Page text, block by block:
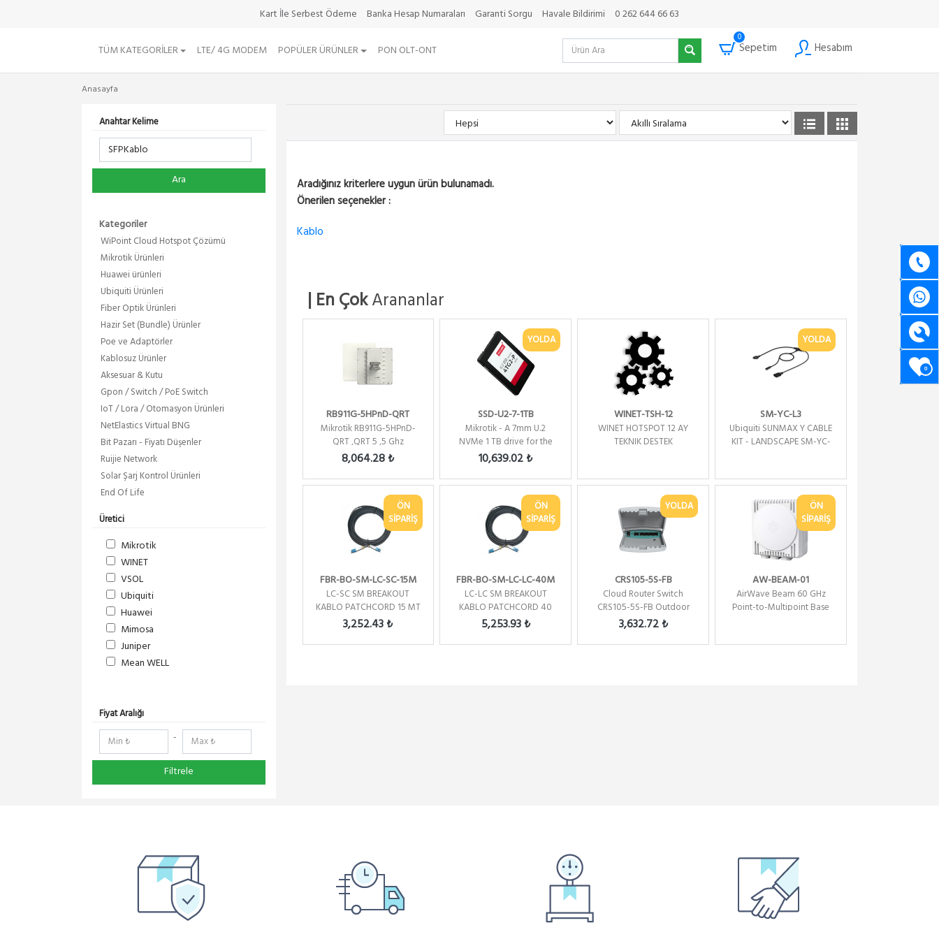
Kart İle Serbest Ödeme Banka Hesap Numaraları Garanti Sorgu Havale Bildirimi 0 262 644 66 63
TÜM KATEGORILER LTE/ 4G MODEM POPÜLER ÜRÜNLER PON OLT-ONT
0
Sepetim Hesabım
0
Anasayfa
Anahtar Kelime
Ara
Kategoriler
WiPoint Cloud Hotspot Çözümü
Mikrotik Ürünleri
Huawei ürünleri
Ubiquiti Ürünleri
Fiber Optik Ürünleri
Hazir Set (Bundle) Ürünler
Poe ve Adaptörler
Kablosuz Ürünler
Aksesuar & Kutu
Gpon / Switch / PoE Switch
IoT / Lora / Otomasyon Ürünleri
NetElastics Virtual BNG
Bit Pazarı - Fiyatı Düşenler
Ruijie Network
Solar Şarj Kontrol Ürünleri
End Of Life
Üretici
Mikrotik
WINET
VSOL
Ubiquiti
Huawei
Mimosa
Juniper
Mean WELL
RedLine
RF Elements
NetElastic
Paessler
TENDA
Extralink
DMA-SOFT
Schneider Electric
Panasonic
Fiyat Aralığı
-
Filtrele
Aradığınız kriterlere uygun ürün bulunamadı.
Önerilen seçenekler :
Kablo
| En ÇokArananlar
RB911G-5HPnD-QRT
Mikrotik RB911G-5HPnD-
QRT ,QRT 5 ,5 Ghz
,24Dbi,2x2 Mimo 10
8,064.28 ₺
YOLDA
SSD-U2-7-1TB
Mikrotik - A 7mm U.2
NVMe 1 TB drive for the
RDS2216
10,639.02 ₺
WINET-TSH-12
WINET HOTSPOT 12 AY
TEKNIK DESTEK
YOLDA
SM-YC-L3
Ubiquiti SUNMAX Y CABLE
KIT - LANDSCAPE SM-YC-
ÖN
SİPARİŞ
FBR-BO-SM-LC-SC-15M
LC-SC SM BREAKOUT
KABLO PATCHCORD 15 MT
3,252.43 ₺
ÖN
SİPARİŞ
FBR-BO-SM-LC-LC-40M
LC-LC SM BREAKOUT
KABLO PATCHCORD 40
MT
5,253.93 ₺
YOLDA
CRS105-5S-FB
Cloud Router Switch
CRS105-5S-FB Outdoor
Layer3, 5x SFP Gigabit,L5
3,632.72 ₺
ÖN
SİPARİŞ
AW-BEAM-01
AirWave Beam 60 GHz
Point-to-Multipoint Base